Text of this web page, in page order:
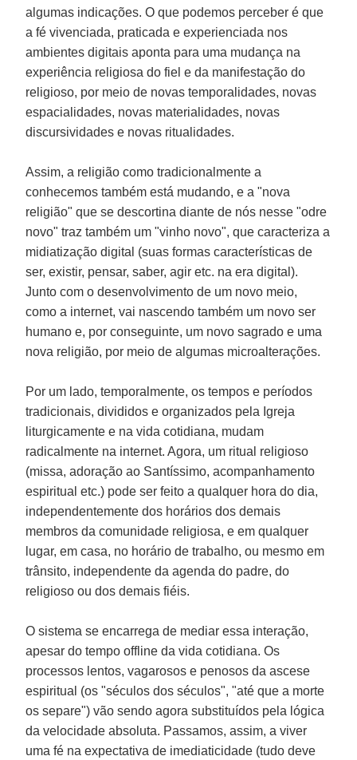
algumas indicações. O que podemos perceber é que
a fé vivenciada, praticada e experienciada nos
ambientes digitais aponta para uma mudança na
experiência religiosa do fiel e da manifestação do
religioso, por meio de novas temporalidades, novas
espacialidades, novas materialidades, novas
discursividades e novas ritualidades.
Assim, a religião como tradicionalmente a
conhecemos também está mudando, e a "nova
religião" que se descortina diante de nós nesse "odre
novo" traz também um "vinho novo", que caracteriza a
midiatização digital (suas formas características de
ser, existir, pensar, saber, agir etc. na era digital).
Junto com o desenvolvimento de um novo meio,
como a internet, vai nascendo também um novo ser
humano e, por conseguinte, um novo sagrado e uma
nova religião, por meio de algumas microalterações.
Por um lado, temporalmente, os tempos e períodos
tradicionais, divididos e organizados pela Igreja
liturgicamente e na vida cotidiana, mudam
radicalmente na internet. Agora, um ritual religioso
(missa, adoração ao Santíssimo, acompanhamento
espiritual etc.) pode ser feito a qualquer hora do dia,
independentemente dos horários dos demais
membros da comunidade religiosa, e em qualquer
lugar, em casa, no horário de trabalho, ou mesmo em
trânsito, independente da agenda do padre, do
religioso ou dos demais fiéis.
O sistema se encarrega de mediar essa interação,
apesar do tempo offline da vida cotidiana. Os
processos lentos, vagarosos e penosos da ascese
espiritual (os "séculos dos séculos", "até que a morte
os separe") vão sendo agora substituídos pela lógica
da velocidade absoluta. Passamos, assim, a viver
uma fé na expectativa de imediaticidade (tudo deve